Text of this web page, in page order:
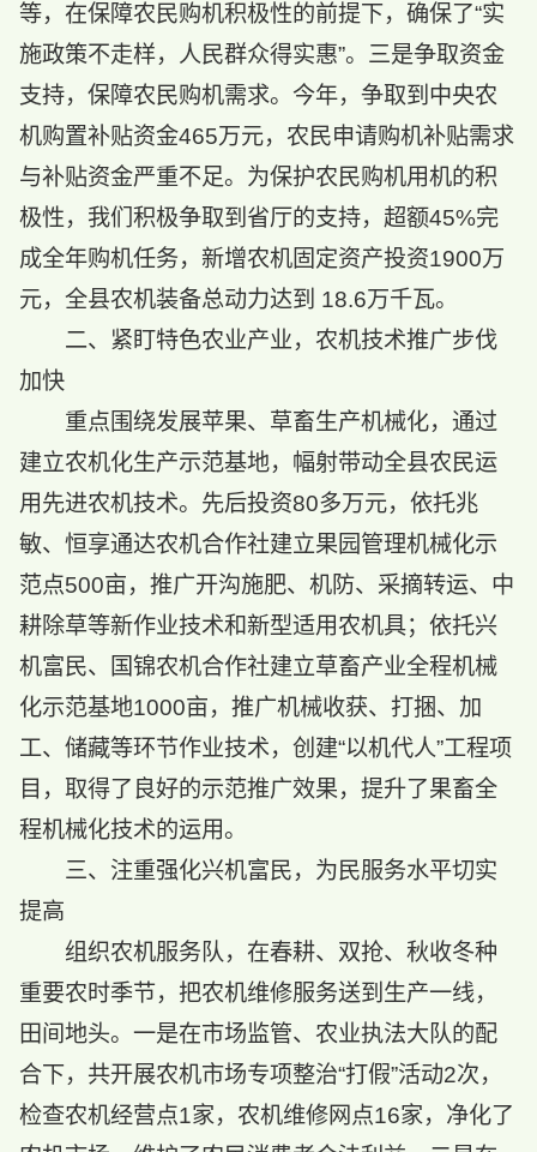
等，在保障农民购机积极性的前提下，确保了“实
施政策不走样，人民群众得实惠”。三是争取资金
支持，保障农民购机需求。今年，争取到中央农
机购置补贴资金465万元，农民申请购机补贴需求
与补贴资金严重不足。为保护农民购机用机的积
极性，我们积极争取到省厅的支持，超额45%完
成全年购机任务，新增农机固定资产投资1900万
元，全县农机装备总动力达到 18.6万千瓦。
二、紧盯特色农业产业，农机技术推广步伐
加快
重点围绕发展苹果、草畜生产机械化，通过
建立农机化生产示范基地，幅射带动全县农民运
用先进农机技术。先后投资80多万元，依托兆
敏、恒享通达农机合作社建立果园管理机械化示
范点500亩，推广开沟施肥、机防、采摘转运、中
耕除草等新作业技术和新型适用农机具；依托兴
机富民、国锦农机合作社建立草畜产业全程机械
化示范基地1000亩，推广机械收获、打捆、加
工、储藏等环节作业技术，创建“以机代人”工程项
目，取得了良好的示范推广效果，提升了果畜全
程机械化技术的运用。
三、注重强化兴机富民，为民服务水平切实
提高
组织农机服务队，在春耕、双抢、秋收冬种
重要农时季节，把农机维修服务送到生产一线，
田间地头。一是在市场监管、农业执法大队的配
合下，共开展农机市场专项整治“打假”活动2次，
检查农机经营点1家，农机维修网点16家，净化了